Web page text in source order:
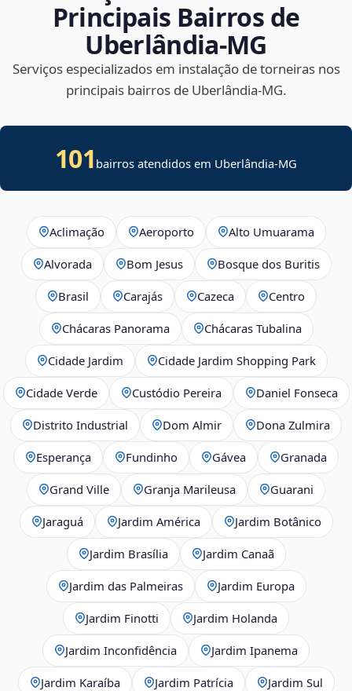
Principais Bairros de
Uberlândia‑MG
Serviços especializados em instalação de torneiras nos
principais bairros de Uberlândia‑MG.
101 bairros atendidos em Uberlândia-MG
Aclimação Aeroporto Alto Umuarama
Alvorada Bom Jesus Bosque dos Buritis
Brasil Carajás Cazeca Centro
Chácaras Panorama Chácaras Tubalina
Cidade Jardim Cidade Jardim Shopping Park
Cidade Verde Custódio Pereira Daniel Fonseca
Distrito Industrial Dom Almir Dona Zulmira
Esperança Fundinho Gávea Granada
Grand Ville Granja Marileusa Guarani
Jaraguá Jardim América Jardim Botânico
Jardim Brasília Jardim Canaã
Jardim das Palmeiras Jardim Europa
Jardim Finotti Jardim Holanda
Jardim Inconfidência Jardim Ipanema
Jardim Karaíba Jardim Patrícia Jardim Sul